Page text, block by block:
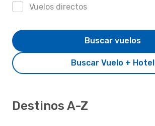
Vuelos directos
Buscar Vuelo + Hotel
Buscar vuelos
Destinos A-Z